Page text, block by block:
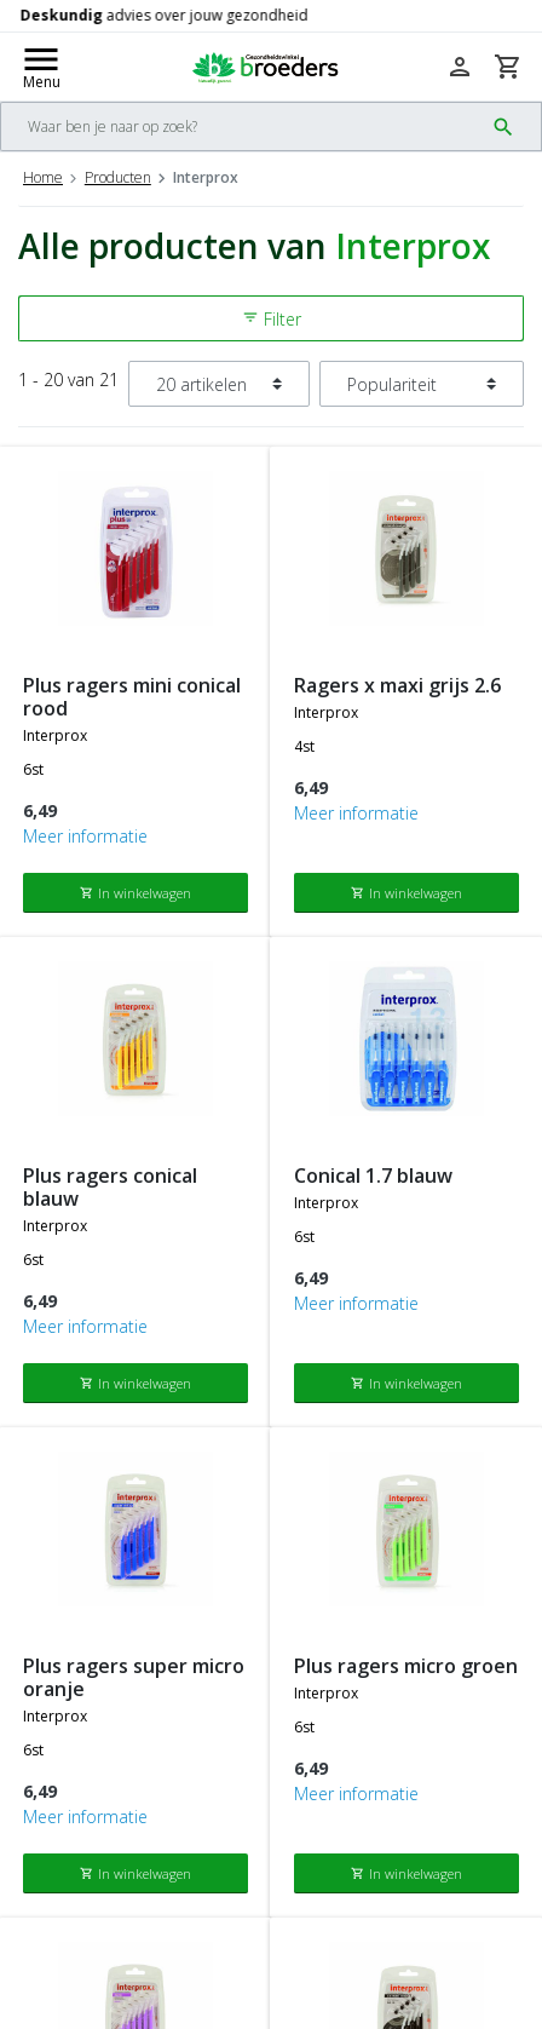
check Gratisverzending vanaf 50,-
menu
Menu
search
person shopping_cart
Home Producten Interprox
Alle producten van Interprox
filter_list Filter
1 - 20 van 21
plus ragers mini conical
rood
interprox
6st
6,49
Meer informatie
shopping_cart In winkelwagen
ragers x maxi grijs 2.6
interprox
4st
6,49
Meer informatie
shopping_cart In winkelwagen
plus ragers conical
blauw
interprox
6st
6,49
Meer informatie
shopping_cart In winkelwagen
conical 1.7 blauw
interprox
6st
6,49
Meer informatie
shopping_cart In winkelwagen
plus ragers super micro
oranje
interprox
6st
6,49
Meer informatie
shopping_cart In winkelwagen
plus ragers micro groen
interprox
6st
6,49
Meer informatie
shopping_cart In winkelwagen